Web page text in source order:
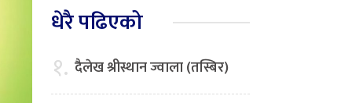
धेरै पढिएको
१. दैलेख श्रीस्थान ज्वाला (तस्बिर)